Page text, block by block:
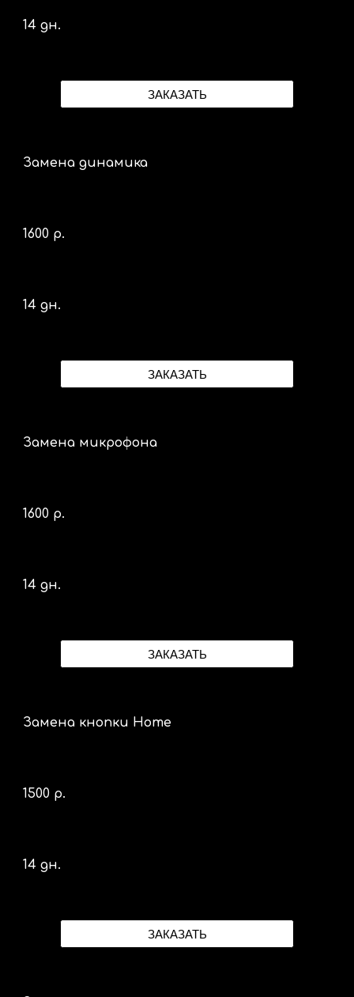
14 дн.
ЗАКАЗАТЬ
Замена динамика
1600 р.
14 дн.
ЗАКАЗАТЬ
Замена микрофона
1600 р.
14 дн.
ЗАКАЗАТЬ
Замена кнопки Home
1500 р.
14 дн.
ЗАКАЗАТЬ